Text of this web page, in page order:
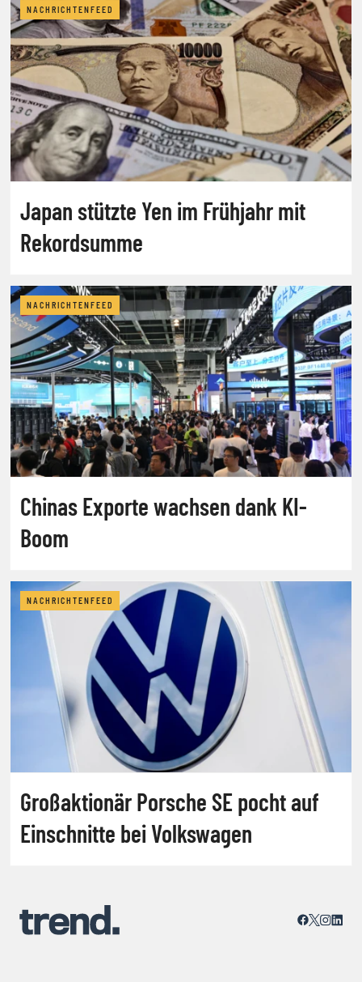
NACHRICHTENFEED
Japan stützte Yen im Frühjahr mit
Rekordsumme
NACHRICHTENFEED
Chinas Exporte wachsen dank KI-
Boom
NACHRICHTENFEED
Großaktionär Porsche SE pocht auf
Einschnitte bei Volkswagen